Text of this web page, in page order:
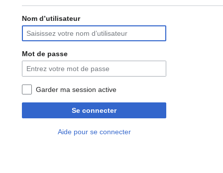
Nom d’utilisateur
Mot de passe
Garder ma session active
Se connecter
Aide pour se connecter